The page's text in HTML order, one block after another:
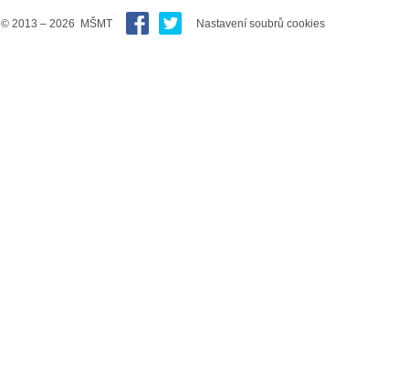
© 2013 – 2026 MŠMT Nastavení soubrů cookies